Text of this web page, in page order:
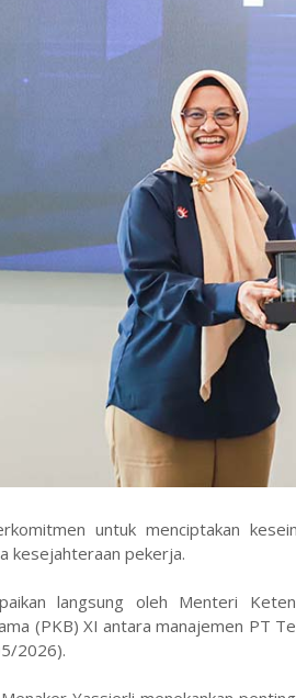
untuk menciptakan
kesejahteraan pekerja.
langsung oleh Menteri
(PKB) XI antara manajemen PT
2026).